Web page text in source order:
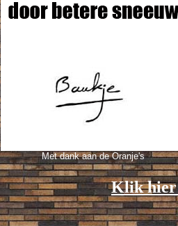
Met dank aan de Oranje's
Klik hier